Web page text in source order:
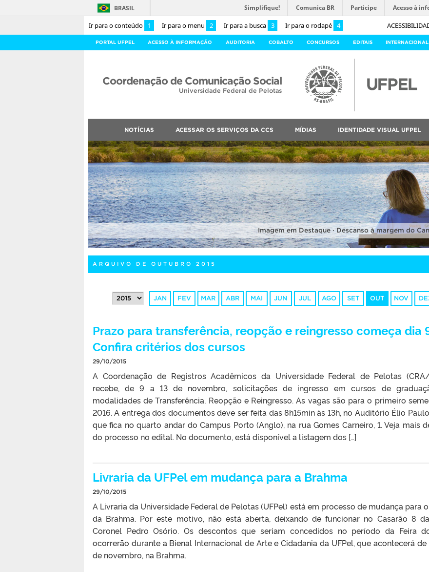
Ir para o conteúdo 1 Ir para o menu 2 Ir para a busca 3 Ir para o rodapé 4
BRASIL Simplifique! Comunica BR Participe Acesso à
PORTAL UFPEL ACESSO À INFORMAÇÃO AUDITORIA COBALTO CONCURSOS EDITAIS INTERNACIONAL
Coordenação de Comunicação Social
Universidade Federal de Pelotas
NOTÍCIAS ACESSAR OS SERVIÇOS DA CCS MÍDIAS IDENTIDADE VISUAL UFPEL
Imagem em Destaque · Descanso à margem do
ARQUIVO DE OUTUBRO 2015
JAN FEV MAR ABR MAI JUN JUL AGO SET OUT NOV
Prazo para transferência, reopção e reingresso começa dia
Confira critérios dos cursos
29/10/2015
A Coordenação de Registros Acadêmicos da Universidade Federal de Pelotas (CRA/
recebe, de 9 a 13 de novembro, solicitações de ingresso em cursos de
modalidades de Transferência, Reopção e Reingresso. As vagas são para o primeiro
2016. A entrega dos documentos deve ser feita das 8h15min às 13h, no Auditório Élio
que fica no quarto andar do Campus Porto (Anglo), na rua Gomes Carneiro, 1. Veja mais
do processo no edital. No documento, está disponível a listagem dos […]
Livraria da UFPel em mudança para a Brahma
29/10/2015
A Livraria da Universidade Federal de Pelotas (UFPel) está em processo de mudança para
da Brahma. Por este motivo, não está aberta, deixando de funcionar no Casarão 8
Coronel Pedro Osório. Os descontos que seriam concedidos no período da Feira
ocorrerão durante a Bienal Internacional de Arte e Cidadania da UFPel, que acontecerá de
de novembro, na Brahma.